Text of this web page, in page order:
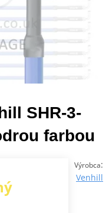
SHR-3-
farbou
Výrobca:
Venhill